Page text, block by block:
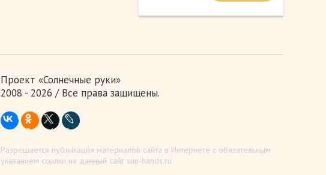
Проект «Солнечные руки»
2008 - 2026 / Все права защищены.
Разрешается публикация материалов сайта в Интернете с обязательным
указанием ссылки на данный сайт sun-hands.ru